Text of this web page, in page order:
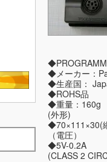
◆メーカー：
◆生産国：
◆ROHS品
◆重量：160g
(外形)
◆70×111×30(
（電圧）
◆5V-0.2A
(CLASS 2